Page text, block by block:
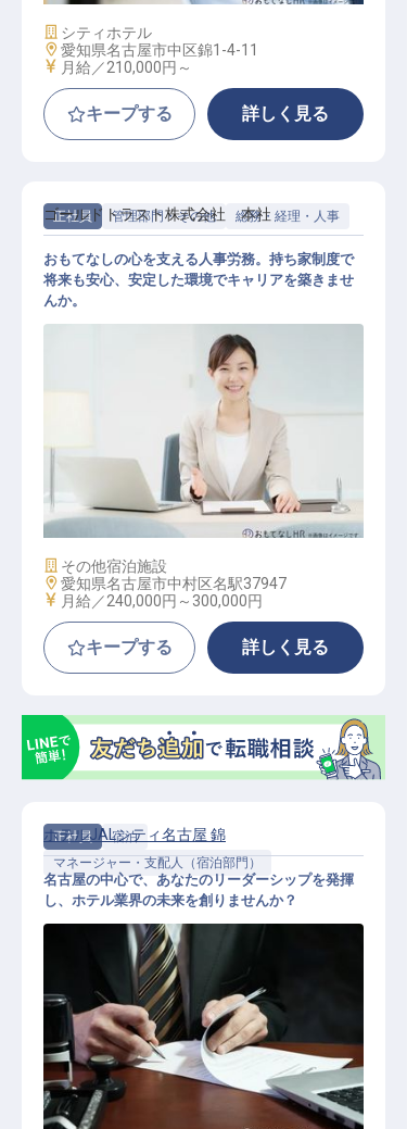
施設業態
シティホテル
勤務地
愛知県名古屋市中区錦1-4-11
給与
月給／210,000円～
キープする 詳しく見る
正社員 管理部門・その他 総務・経理・人事
ゴールドトラスト株式会社 本社
おもてなしの心を支える人事労務。持ち家制度で
将来も安心、安定した環境でキャリアを築きませ
んか。
施設業態
その他宿泊施設
勤務地
愛知県名古屋市中村区名駅37947
給与
月給／240,000円～ 300,000円
キープする 詳しく見る
正社員
宿泊
マネージャー・支配人（宿泊部門）
宿泊部責任者
ホテルJALシティ名古屋 錦
名古屋の中心で、あなたのリーダーシップを発揮
し、ホテル業界の未来を創りませんか？